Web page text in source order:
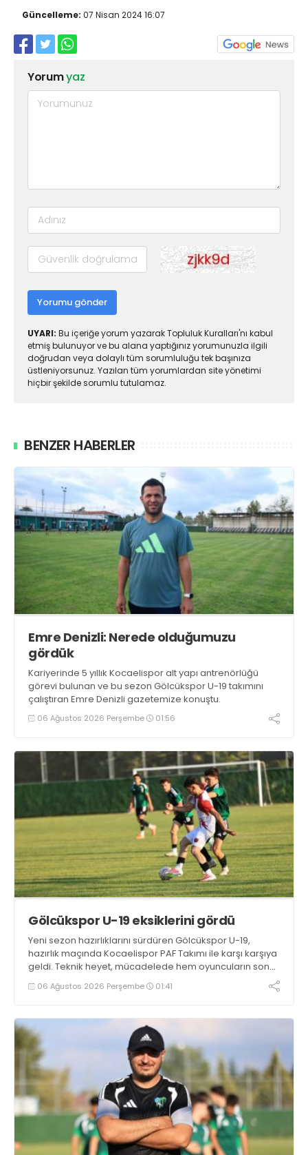
Güncelleme: 07 Nisan 2024 16:07
Yorumyaz
Yorumu gönder
UYARI: Bu içeriğe yorum yazarak Topluluk Kuralları'nı kabul
etmiş bulunuyor ve bu alana yaptığınız yorumunuzla ilgili
doğrudan veya dolaylı tüm sorumluluğu tek başınıza
üstleniyorsunuz. Yazılan tüm yorumlardan site yönetimi
hiçbir şekilde sorumlu tutulamaz.
BENZER HABERLER
Emre Denizli: Nerede olduğumuzu
gördük
Kariyerinde 5 yıllık Kocaelispor alt yapı antrenörlüğü
görevi bulunan ve bu sezon Gölcükspor U-19 takımını
çalıştıran Emre Denizli gazetemize konuştu.
06 Ağustos 2026 Perşembe 01:56
Gölcükspor U-19 eksiklerini gördü
Yeni sezon hazırlıklarını sürdüren Gölcükspor U-19,
hazırlık maçında Kocaelispor PAF Takımı ile karşı karşıya
geldi. Teknik heyet, mücadelede hem oyuncuların son
durumunu görme hem de takımın eksiklerini tespit etme
fırsatı buldu.
06 Ağustos 2026 Perşembe 01:41